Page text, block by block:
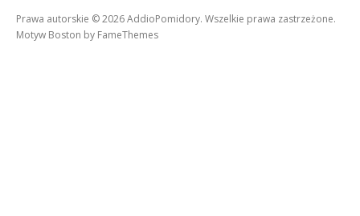
Prawa autorskie © 2026 AddioPomidory. Wszelkie prawa zastrzeżone.
Motyw Boston by FameThemes